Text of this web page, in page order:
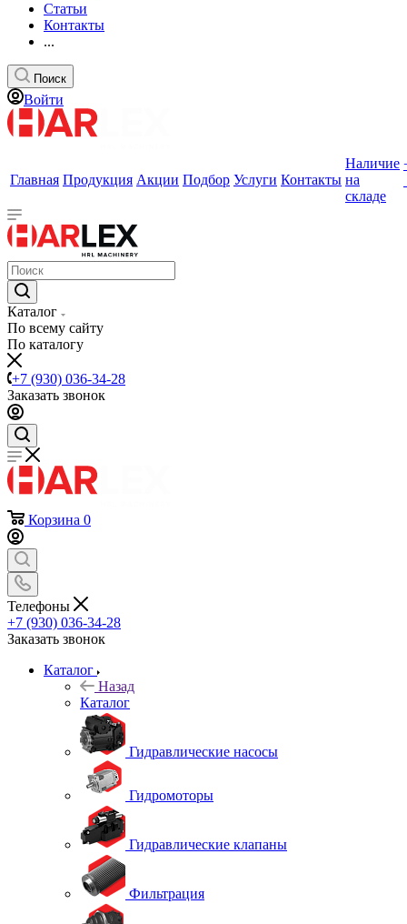
Статьи
Контакты
...
Поиск
Войти
Главная Продукция Акции Подбор Услуги Контакты
Наличие
на
складе
Каталог
По всему сайту
По каталогу
+7 (930) 036-34-28
Заказать звонок
Корзина 0
Телефоны
+7 (930) 036-34-28
Заказать звонок
Каталог
Назад
Каталог
Гидравлические насосы
Гидромоторы
Гидравлические клапаны
Фильтрация